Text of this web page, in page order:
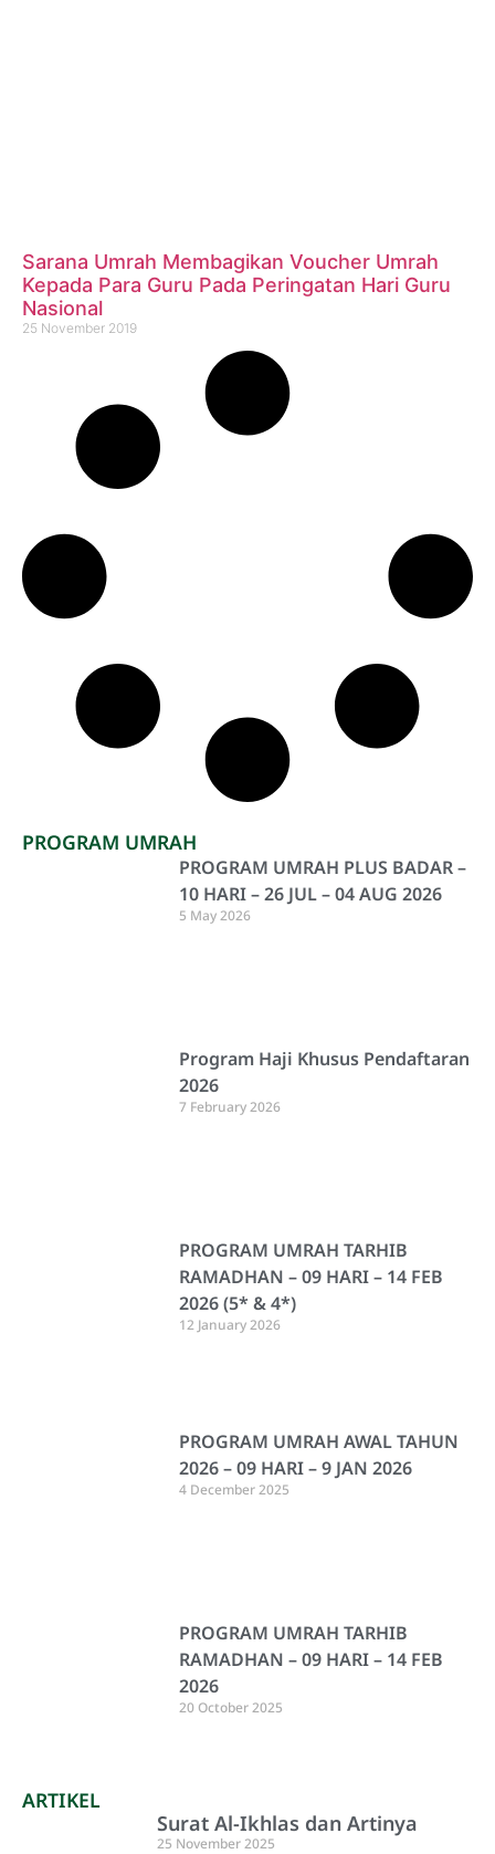
Sarana Umrah Membagikan Voucher Umrah
Kepada Para Guru Pada Peringatan Hari Guru
Nasional
25 November 2019
PROGRAM UMRAH
PROGRAM UMRAH PLUS BADAR –
10 HARI – 26 JUL – 04 AUG 2026
5 May 2026
Program Haji Khusus Pendaftaran
2026
7 February 2026
PROGRAM UMRAH TARHIB
RAMADHAN – 09 HARI – 14 FEB
2026 (5* & 4*)
12 January 2026
PROGRAM UMRAH AWAL TAHUN
2026 – 09 HARI – 9 JAN 2026
4 December 2025
PROGRAM UMRAH TARHIB
RAMADHAN – 09 HARI – 14 FEB
2026
20 October 2025
ARTIKEL
Surat Al-Ikhlas dan Artinya
25 November 2025